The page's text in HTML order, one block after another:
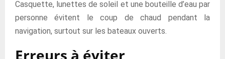
Casquette, lunettes de soleil et une bouteille d’eau par
personne évitent le coup de chaud pendant la
navigation, surtout sur les bateaux ouverts.
Erreurs à éviter